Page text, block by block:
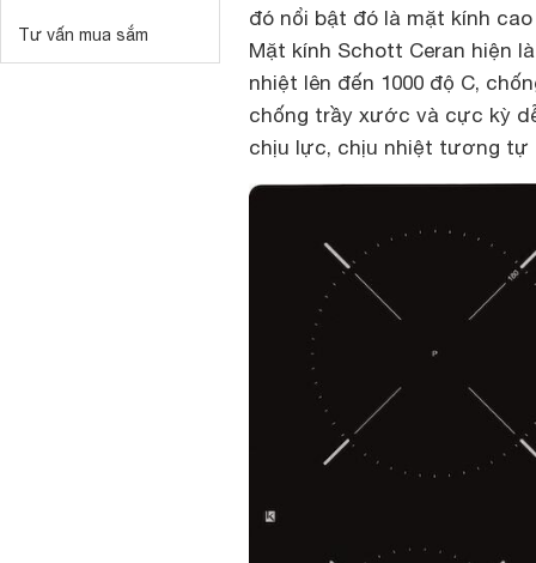
Tư vấn mua sắm
đó nổi bật đó là mặt kính
Mặt kính Schott Ceran hiện
nhiệt lên đến 1000 độ C,
chống trầy xước và cực kỳ
chịu lực, chịu nhiệt tương tự